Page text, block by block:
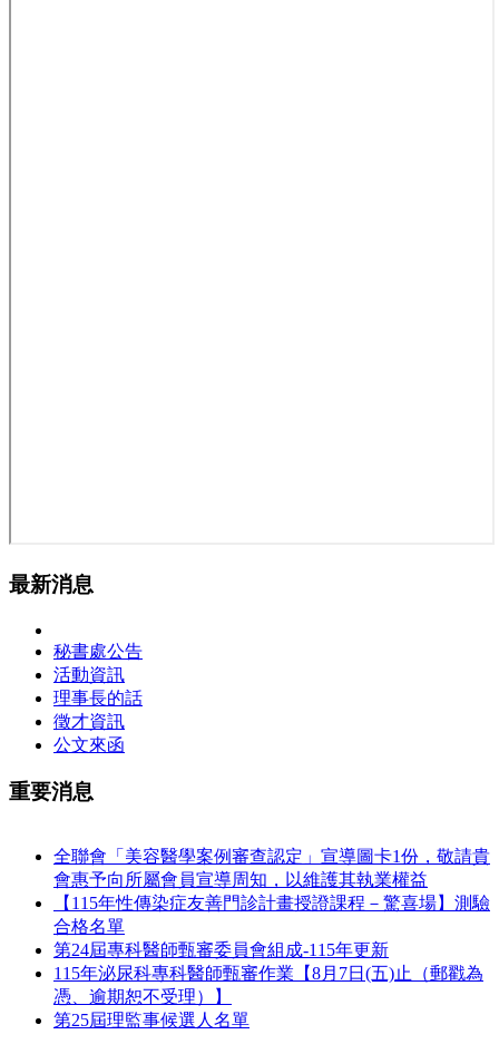
最新消息
秘書處公告
活動資訊
理事長的話
徵才資訊
公文來函
重要消息
全聯會「​美容醫學案例審查認定」宣導圖卡1份，敬請貴
會惠予向所屬會員宣導周知，以維護其執業權益
【115年性傳染症友善門診計畫授證課程－驚喜場】測驗
合格名單
第24屆專科醫師甄審委員會組成-115年更新
115年泌尿科專科醫師甄審作業【8月7日(五)止（郵戳為
憑、逾期恕不受理）】
第25屆理監事候選人名單